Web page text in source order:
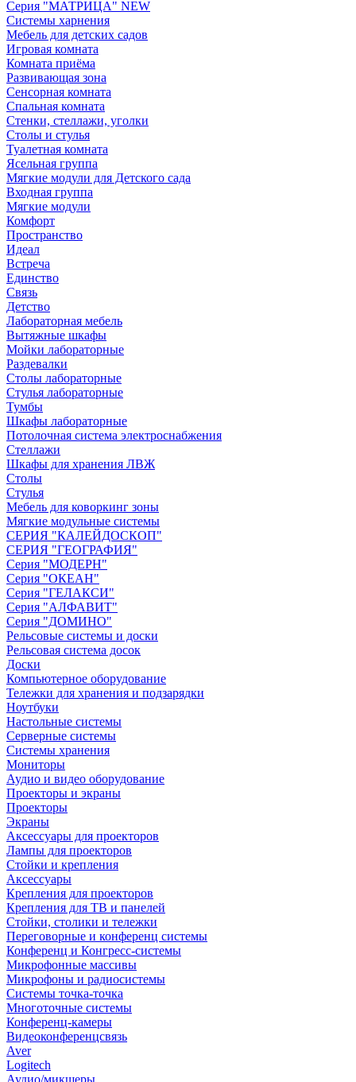
Серия "МАТРИЦА" NEW
Системы харнения
Мебель для детских садов
Игровая комната
Комната приёма
Развивающая зона
Сенсорная комната
Спальная комната
Стенки, стеллажи, уголки
Столы и стулья
Туалетная комната
Ясельная группа
Мягкие модули для Детского сада
Входная группа
Мягкие модули
Комфорт
Пространство
Идеал
Встреча
Единство
Связь
Детство
Лабораторная мебель
Вытяжные шкафы
Мойки лабораторные
Раздевалки
Столы лабораторные
Стулья лабораторные
Тумбы
Шкафы лабораторные
Потолочная система электроснабжения
Стеллажи
Шкафы для хранения ЛВЖ
Столы
Стулья
Мебель для коворкинг зоны
Мягкие модульные системы
СЕРИЯ "КАЛЕЙДОСКОП"
СЕРИЯ "ГЕОГРАФИЯ"
Серия "МОДЕРН"
Серия "ОКЕАН"
Серия "ГЕЛАКСИ"
Серия "АЛФАВИТ"
Серия "ДОМИНО"
Рельсовые системы и доски
Рельсовая система досок
Доски
Компьютерное оборудование
Тележки для хранения и подзарядки
Ноутбуки
Настольные системы
Серверные системы
Системы хранения
Мониторы
Аудио и видео оборудование
Проекторы и экраны
Проекторы
Экраны
Аксессуары для проекторов
Лампы для проекторов
Стойки и крепления
Аксессуары
Крепления для проекторов
Крепления для ТВ и панелей
Стойки, столики и тележки
Переговорные и конференц системы
Конференц и Конгресс-системы
Микрофонные массивы
Микрофоны и радиосистемы
Системы точка-точка
Многоточные системы
Конференц-камеры
Видеоконференцсвязь
Aver
Logitech
Аудио/микшеры